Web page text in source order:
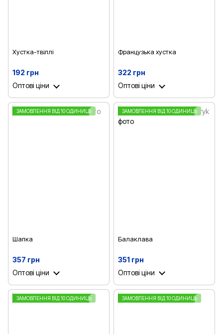
Хусткa-твіллі
192 грн
Оптові ціни
Французька хустка
322 грн
Оптові ціни
ЗАМОВЛЕННЯ ВІД 10 ОДИНИЦЬ
Шапка
357 грн
Оптові ціни
ЗАМОВЛЕННЯ ВІД 10 ОДИНИЦЬ
Балаклава
351 грн
Оптові ціни
ЗАМОВЛЕННЯ ВІД 10 ОДИНИЦЬ ЗАМОВЛЕННЯ ВІД 10 ОДИНИЦЬ